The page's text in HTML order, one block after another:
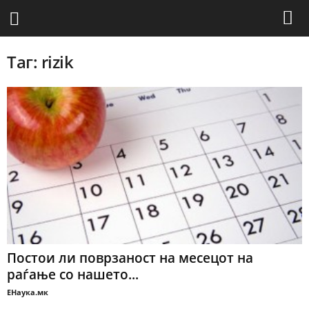
Таг: rizik
Постои ли поврзаност на месецот на
раѓање со нашето...
ЕНаука.мк